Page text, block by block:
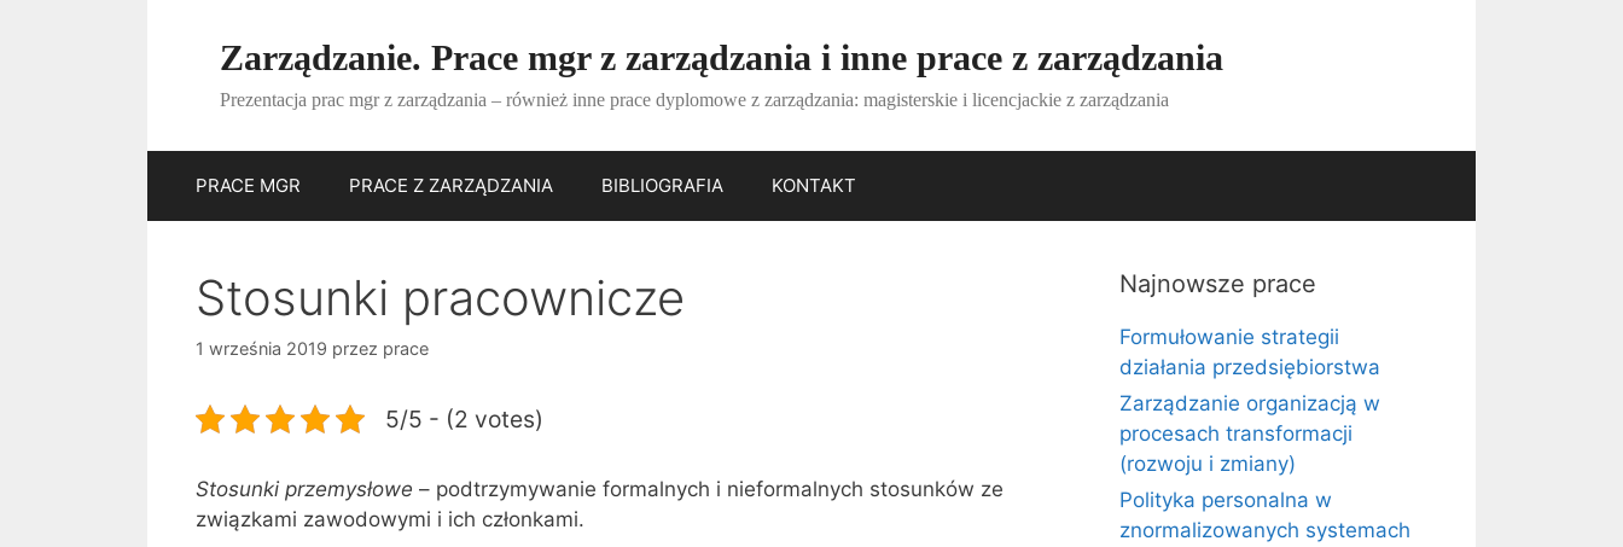
Zarządzanie. Prace mgr z zarządzania i inne prace z zarządzania
Prezentacja prac mgr z zarządzania – również inne prace dyplomowe z zarządzania: magisterskie i licencjackie z zarządzania
PRACE MGR PRACE Z ZARZĄDZANIA BIBLIOGRAFIA KONTAKT
Stosunki pracownicze
1 września 2019 przez prace
5/5 - (2 votes)
Stosunki przemysłowe – podtrzymywanie formalnych i nieformalnych stosunków ze
związkami zawodowymi i ich członkami.
Najnowsze prace
Formułowanie strategii
działania przedsiębiorstwa
Zarządzanie organizacją w
procesach transformacji
(rozwoju i zmiany)
Polityka personalna w
znormalizowanych systemach